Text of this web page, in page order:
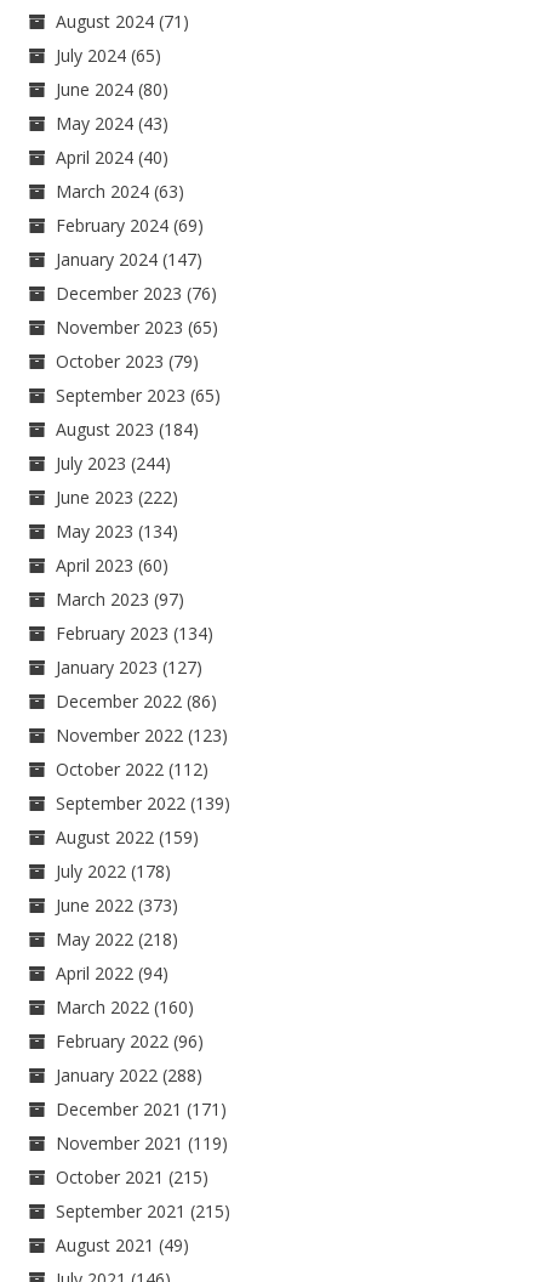
August 2024 (71)
July 2024 (65)
June 2024 (80)
May 2024 (43)
April 2024 (40)
March 2024 (63)
February 2024 (69)
January 2024 (147)
December 2023 (76)
November 2023 (65)
October 2023 (79)
September 2023 (65)
August 2023 (184)
July 2023 (244)
June 2023 (222)
May 2023 (134)
April 2023 (60)
March 2023 (97)
February 2023 (134)
January 2023 (127)
December 2022 (86)
November 2022 (123)
October 2022 (112)
September 2022 (139)
August 2022 (159)
July 2022 (178)
June 2022 (373)
May 2022 (218)
April 2022 (94)
March 2022 (160)
February 2022 (96)
January 2022 (288)
December 2021 (171)
November 2021 (119)
October 2021 (215)
September 2021 (215)
August 2021 (49)